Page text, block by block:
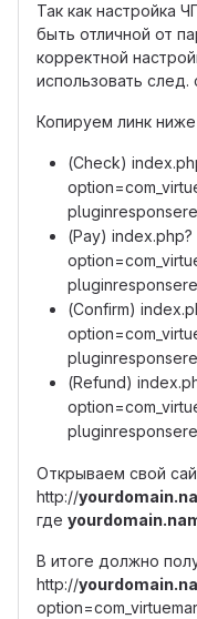
Так как настройка
быть отличной от
корректной
использовать след.
Копируем линк
(Check)
(Pay) index.php?
(Confirm)
(Refund)
Открываем свой
http://
где
В итоге должно
http://